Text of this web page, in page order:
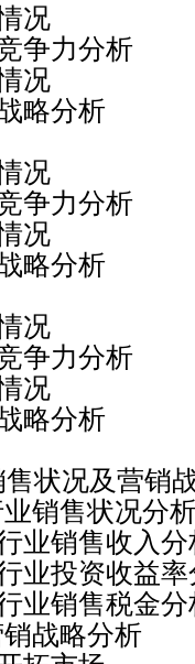
况
力分析
况
分析
况
力分析
况
分析
况
力分析
况
分析
状况及营销
销售状况分
销售收入分
资收益率
销售税金分
战略分析